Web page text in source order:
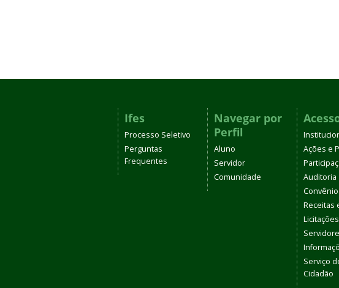
Ifes
Processo Seletivo
Perguntas
Frequentes
Navegar por
Perfil
Aluno
Servidor
Comunidade
Ações e
Auditoria
Receitas
Serviço
Cidadão